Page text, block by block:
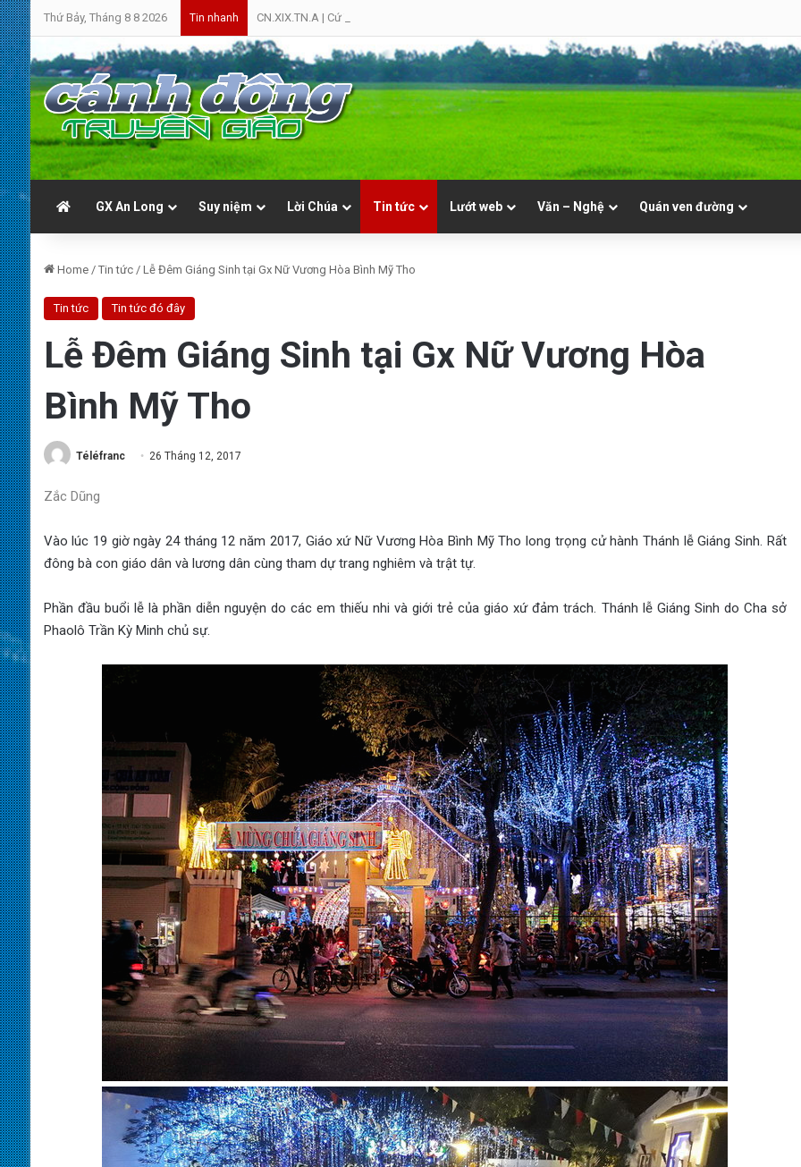
Thứ Bảy, Tháng 8 8 2026 Tin nhanh CN.XIX.TN.A | Cứ Yên Tâm | NVT
GX An Long Suy niệm Lời Chúa Tin tức Lướt web Văn – Nghệ Quán ven đường
Home / Tin tức / Lễ Đêm Giáng Sinh tại Gx Nữ Vương Hòa Bình Mỹ Tho
Tin tức Tin tức đó đây
Lễ Đêm Giáng Sinh tại Gx Nữ Vương Hòa
Bình Mỹ Tho
Téléfranc 26 Tháng 12, 2017
Zắc Dũng
Vào lúc 19 giờ ngày 24 tháng 12 năm 2017, Giáo xứ Nữ Vương Hòa Bình Mỹ Tho long trọng cử hành Thánh lễ Giáng Sinh. Rất
đông bà con giáo dân và lương dân cùng tham dự trang nghiêm và trật tự.
Phần đầu buổi lễ là phần diễn nguyện do các em thiếu nhi và giới trẻ của giáo xứ đảm trách. Thánh lễ Giáng Sinh do Cha sở
Phaolô Trần Kỳ Minh chủ sự.